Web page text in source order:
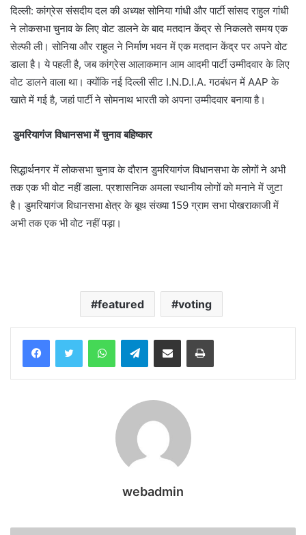
दिल्ली: कांग्रेस संसदीय दल की अध्यक्ष सोनिया गांधी और पार्टी सांसद राहुल गांधी
ने लोकसभा चुनाव के लिए वोट डालने के बाद मतदान केंद्र से निकलते समय एक
सेल्फी ली। सोनिया और राहुल ने निर्माण भवन में एक मतदान केंद्र पर अपने वोट
डाला है। ये पहली है, जब कांग्रेस आलाकमान आम आदमी पार्टी उम्मीदवार के लिए
वोट डालने वाला था। क्योंकि नई दिल्ली सीट I.N.D.I.A. गठबंधन में AAP के
खाते में गई है, जहां पार्टी ने सोमनाथ भारती को अपना उम्मीदवार बनाया है।
डुमरियागंज विधानसभा में चुनाव बहिष्कार
सिद्धार्थनगर में लोकसभा चुनाव के दौरान डुमरियागंज विधानसभा के लोगों ने अभी
तक एक भी वोट नहीं डाला. प्रशासनिक अमला स्थानीय लोगों को मनाने में जुटा
है। डुमरियागंज विधानसभा क्षेत्र के बूथ संख्या 159 ग्राम सभा पोखराकाजी में
अभी तक एक भी वोट नहीं पड़ा।
featured voting
WhatsAppTelegramShare via Email Print
webadmin